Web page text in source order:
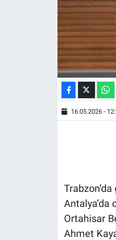
16.05.2026 -
Antalya’da
Ortahisar
Ahmet
KÜLTÜR SANAT
EKONOMİ